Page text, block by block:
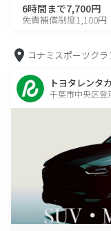
6時間まで7,700円
免責補償制度1,100円
コナミスポーツクラ
トヨタレンタ
千葉市中央区登